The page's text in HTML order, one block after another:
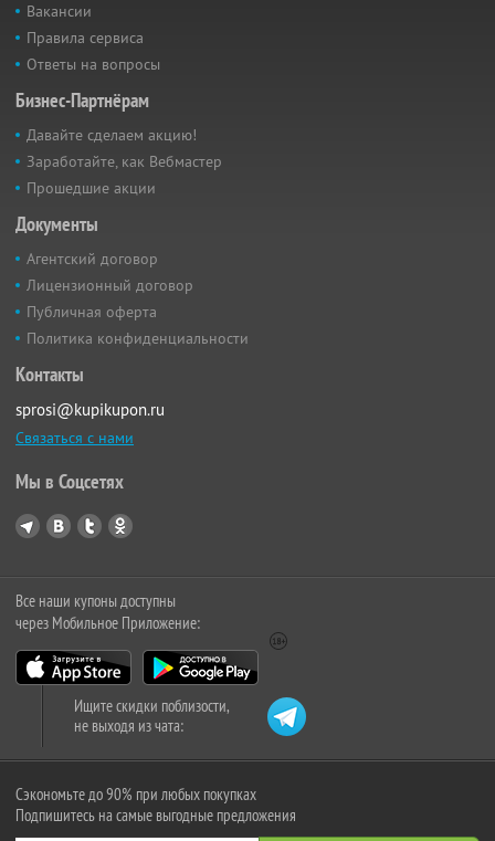
Вакансии
Правила сервиса
Ответы на вопросы
Бизнес-Партнёрам
Давайте сделаем акцию!
Заработайте, как Вебмастер
Прошедшие акции
Документы
Агентский договор
Лицензионный договор
Публичная оферта
Политика конфиденциальности
Контакты
sprosi@kupikupon.ru
Связаться с нами
Мы в Соцсетях
Все наши купоны доступны
через Мобильное Приложение:
Ищите скидки поблизости,
не выходя из чата:
Сэкономьте до 90% при любых покупках
Подпишитесь на самые выгодные предложения